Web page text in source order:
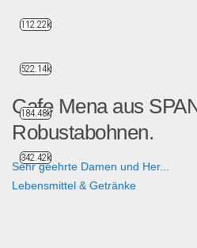
Cafe Mena aus
Robustabohnen.
Sehr geehrte Damen und Her...
Lebensmittel & Getränke
112.22k
522.14k
184.48k
342.42k